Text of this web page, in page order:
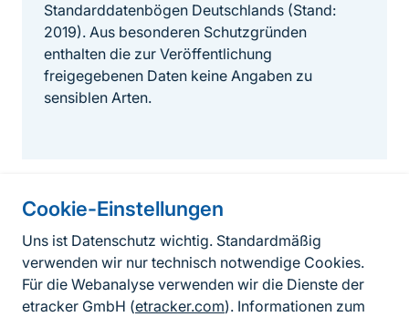
Cookie-Einstellungen
Uns ist Datenschutz wichtig. Standardmäßig
verwenden wir nur technisch notwendige Cookies.
Für die Webanalyse verwenden wir die Dienste der
etracker GmbH (etracker.com). Informationen zum
Standarddatenbögen Deutschlands (Stand:
2019). Aus besonderen Schutzgründen
enthalten die zur Veröffentlichung
freigegebenen Daten keine Angaben zu
sensiblen Arten.
Informationen zur Seite
FußzeileKontakt zum BfN
Kontaktformular